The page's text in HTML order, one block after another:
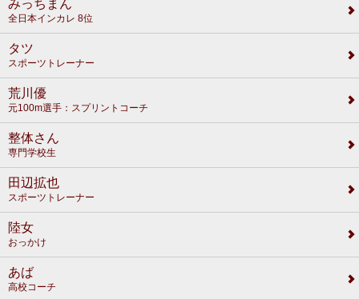
みっちまん
全日本インカレ 8位
タツ
スポーツトレーナー
荒川優
元100m選手：スプリントコーチ
整体さん
専門学校生
田辺拡也
スポーツトレーナー
陸女
おっかけ
あば
高校コーチ